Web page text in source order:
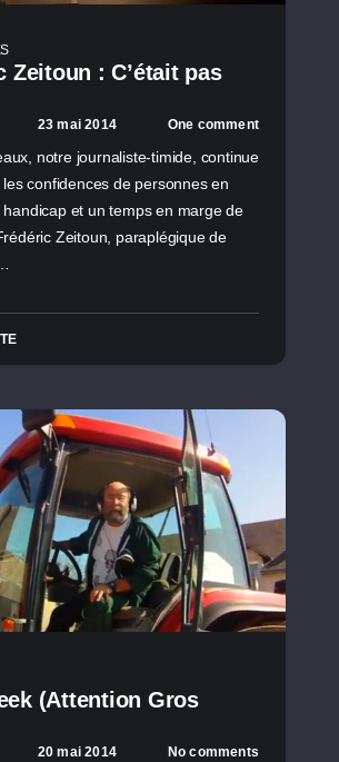
Zeitoun : C’était pas
23 mai 2014 One comment
notre journaliste-timide, continue
confidences de personnes en
et un temps en marge de
Zeitoun, paraplégique de
(Attention Gros
20 mai 2014 No comments